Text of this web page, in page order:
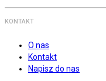
KONTAKT
O nas
Kontakt
Napisz do nas